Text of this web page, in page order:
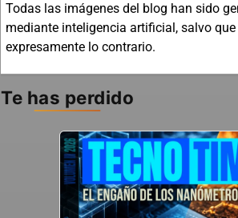
Todas las imágenes del blog han sido
mediante inteligencia artificial, salvo
expresamente lo contrario.
Te has perdido